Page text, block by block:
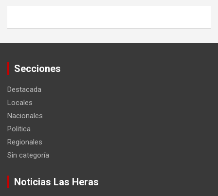
Secciones
Destacada
Locales
Nacionales
Politica
Regionales
Sin categoría
Noticias Las Heras